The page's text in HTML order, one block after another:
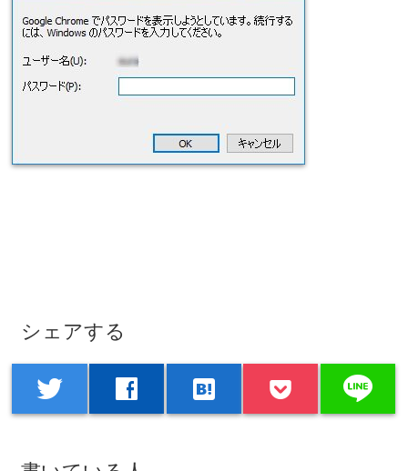
シェアする
twitter facebook hatenabookmark line